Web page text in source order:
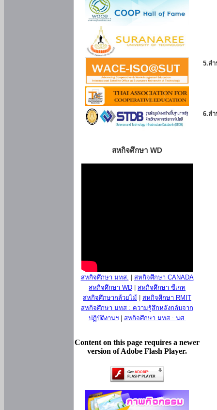
สหกิจศึกษา WD
สหกิจศึกษา มทส.
สหกิจศึกษา CANADA
สหกิจศึกษา WD
สหกิจศึกษา ซีเกท
สหกิจศึกษากล้วยไม้
สหกิจศึกษา RMIT
สหกิจศึกษา มทส : ความรู้สึกหลังกลับจาก
ปฏิบัติงานฯ| สหกิจศึกษา มทส : นศ.
Content on this page requires a newer
version of Adobe Flash Player.
5.ส
6.ส